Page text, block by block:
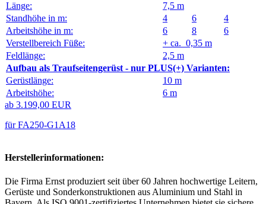
Länge:
7,5 m
Standhöhe in m:
4 6
4
Arbeitshöhe in m:
6 8
6
Verstellbereich Füße:
+ ca. 0,35 m
Feldlänge:
2,5 m
Aufbau als Traufseitengerüst - nur PLUS(+) Varianten:
Gerüstlänge:
10 m
Arbeitshöhe:
6 m
ab 3.199,00 EUR
für FA250-G1A18
Herstellerinformationen:
Die Firma Ernst produziert seit über 60 Jahren hochwertige Leitern,
Gerüste und Sonderkonstruktionen aus Aluminium und Stahl in